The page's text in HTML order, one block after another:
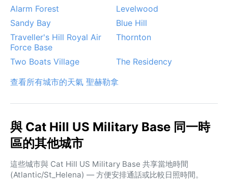
Alarm Forest
Levelwood
Sandy Bay
Blue Hill
Traveller's Hill Royal Air
Force Base
Thornton
Two Boats Village
The Residency
查看所有城市的天氣 聖赫勒拿
與 Cat Hill US Military Base 同一時
區的其他城市
這些城市與 Cat Hill US Military Base 共享當地時間
(Atlantic/St_Helena) — 方便安排通話或比較日照時間。